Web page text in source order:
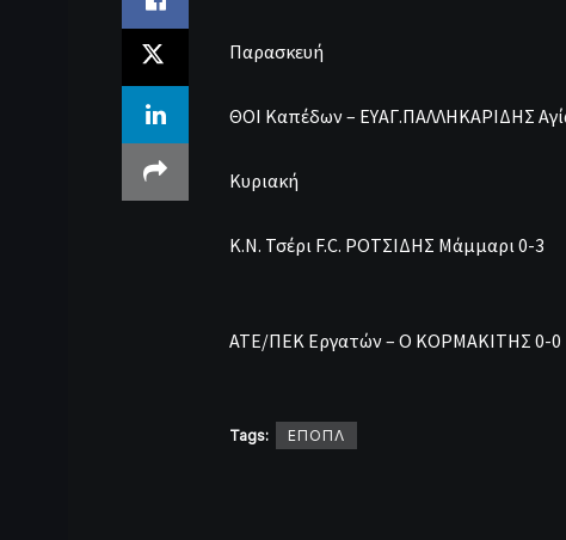
Παρασκευή
ΘΟΙ Καπέδων – ΕΥΑΓ.ΠΑΛΛΗΚΑΡIΔΗΣ
Κυριακή
Κ.Ν. Τσέρι F.C. ΡΟΤΣΙΔΗΣ Μάμμαρι 0-3
ΑΤΕ/ΠΕΚ Εργατών – Ο ΚΟΡΜΑΚΙΤΗΣ 0-0
Tags: ΕΠΟΠΛ